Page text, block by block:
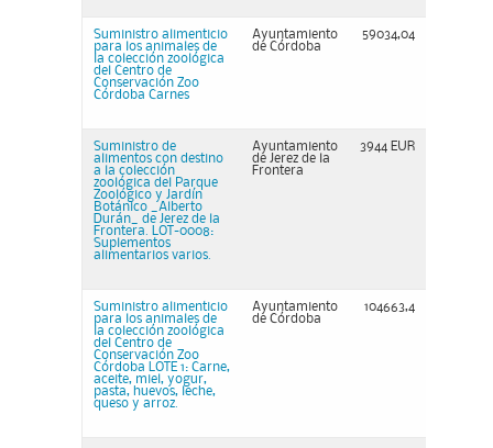
Suministro alimenticio
para los animales de
la colección zoológica
del Centro de
Conservación Zoo
Córdoba Carnes
Ayuntamiento
de Córdoba
59034,04
Suministro de
alimentos con destino
a la colección
zoológica del Parque
Zoológico y Jardín
Botánico _Alberto
Durán_ de Jerez de la
Frontera. LOT-0008:
Suplementos
alimentarios varios.
Ayuntamiento
de Jerez de la
Frontera
3944 EUR
Suministro alimenticio
para los animales de
la colección zoológica
del Centro de
Conservación Zoo
Córdoba LOTE 1: Carne,
aceite, miel, yogur,
pasta, huevos, leche,
queso y arroz.
Ayuntamiento
de Córdoba
104663,4